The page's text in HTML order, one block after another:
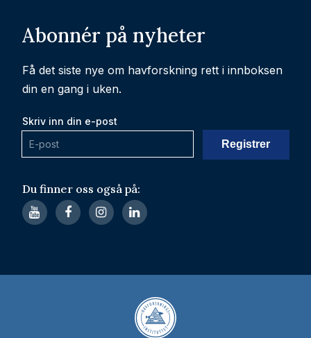
Du finner oss også på:
Abonnér på nyheter
Få det siste nye om havforskning rett i innboksen
din en gang i uken.
Skriv inn din e-post